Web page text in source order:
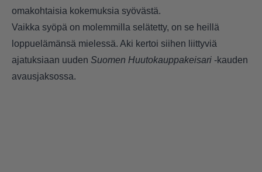
omakohtaisia kokemuksia syövästä.
Vaikka syöpä on molemmilla selätetty, on se heillä
loppuelämänsä mielessä. Aki kertoi siihen liittyviä
ajatuksiaan uuden Suomen Huutokauppakeisari -kauden
avausjaksossa.